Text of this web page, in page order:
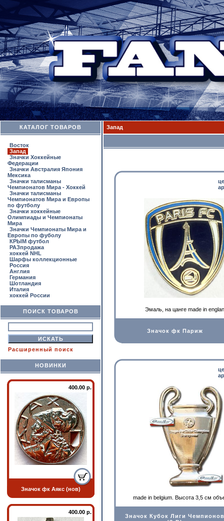
КАТАЛОГ ТОВАРОВ
Восток
Запад
Значки Хоккейные
Федерации
Значки Австралия Япония
Мексика
Значки талисманы
Чемпионатов Мира - Хоккей
Значки талисманы
Чемпионатов Мира и Европы
по футболу
Значки хоккейные
Олимпиады и Чемпионаты
Мира
Значки Чемпионаты Мира и
Европы по фуболу
КРЫМ футбол
РАЗпродажа
хоккей NHL
Шарфы коллекционные
Россия
Англия
Германия
Шотландия
Италия
хоккей России
ПОИСК ТОВАРОВ
Расширенный поиск
НОВИНКИ
400.00 р.
Значок фк Аякс (нов)
400.00 р.
Запад
Эмаль, на цанге made in
Значок фк Париж
made in belgium. Высота 3,5 см
Значок Кубок Лиги Чемпионов